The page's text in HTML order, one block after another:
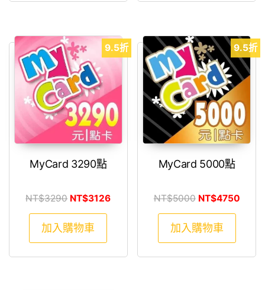
9.5折
MyCard 3290點
NT$3290 原始價格：NT$3290。
NT$3126目前價格：NT$3126。
加入購物車
9.5折
MyCard 5000點
NT$5000 原始價格：
NT$4750目前
加入購物車